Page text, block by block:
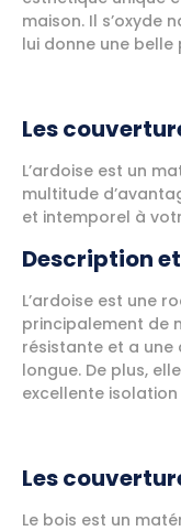
maison. Il s’oxyde
lui donne une belle
Les
L’ardoise est un
multitude
et intemporel à
Description
L’ardoise est une
principalement de
résistante et a une
longue. De plus,
excellente
Les
Le bois est un